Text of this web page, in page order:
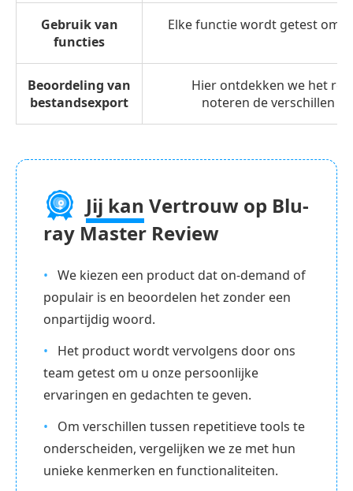
Gebruik van
functies
Elke functie wordt getest om
Beoordeling van
bestandsexport
Hier ontdekken we het
noteren de verschillen
Jij kan Vertrouw op Blu-
ray Master Review
We kiezen een product dat on-demand of
populair is en beoordelen het zonder een
onpartijdig woord.
Het product wordt vervolgens door ons
team getest om u onze persoonlijke
ervaringen en gedachten te geven.
Om verschillen tussen repetitieve tools te
onderscheiden, vergelijken we ze met hun
unieke kenmerken en functionaliteiten.